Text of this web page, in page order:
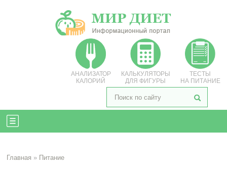
АНАЛИЗАТОР
КАЛОРИЙ
КАЛЬКУЛЯТОРЫ
ДЛЯ ФИГУРЫ
ТЕСТЫ
НА ПИТАНИЕ
Главная » Питание